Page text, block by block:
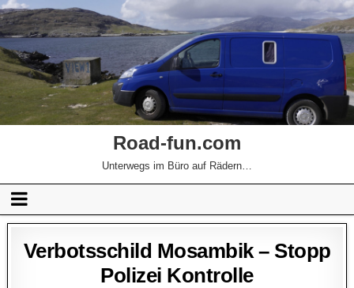
Road-fun.com
Unterwegs im Büro auf Rädern…
Verbotsschild Mosambik – Stopp
Polizei Kontrolle